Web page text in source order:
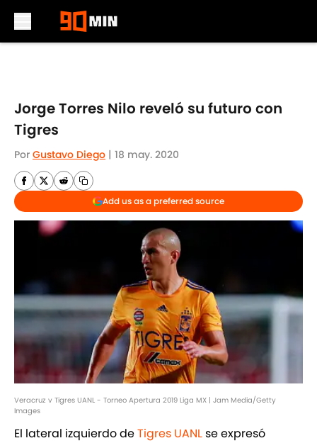
Jorge Torres Nilo reveló su futuro con
Tigres
Por Gustavo Diego | 18 may. 2020
Add us as a preferred source
Veracruz v Tigres UANL - Torneo Apertura 2019 Liga MX | Jam Media/Getty
Images
El lateral izquierdo deTigres UANLse expresó